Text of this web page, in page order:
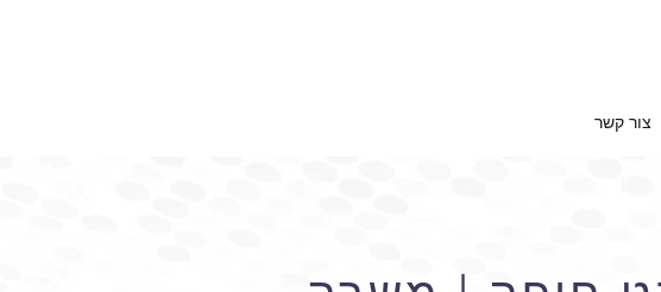
צור קשר